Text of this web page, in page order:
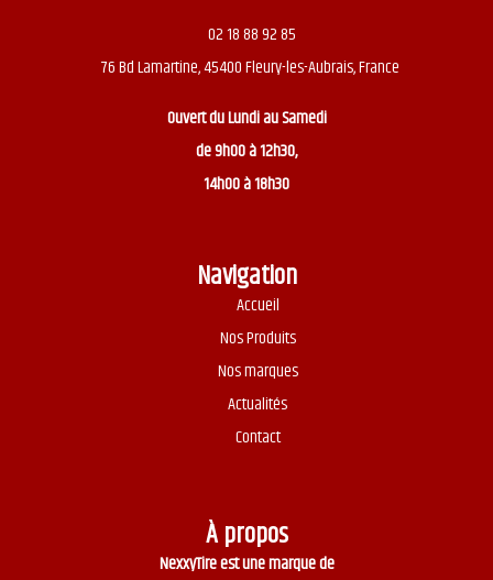
02 18 88 92 85
76 Bd Lamartine, 45400 Fleury-les-Aubrais, France
Ouvert duLundi au Samedi
de 9h00 à 12h30,
14h00 à 18h30
Navigation
Accueil
Nos Produits
Nos marques
Actualités
Contact
À propos
NexxyTire est une marque de